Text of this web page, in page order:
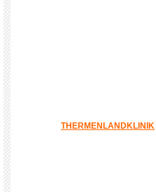
THERMENLANDKLINIK